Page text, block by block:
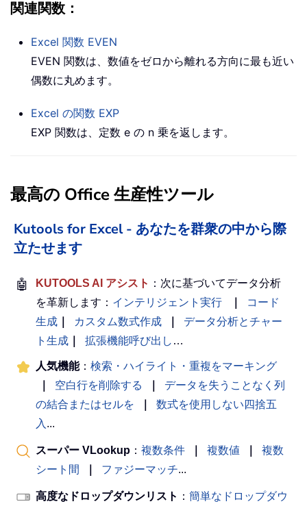
関連関数：
Excel 関数 EVEN
EVEN 関数は、数値をゼロから離れる方向に最も近い
偶数に丸めます。
Excel の関数 EXP
EXP 関数は、定数 e の n 乗を返します。
最高の Office 生産性ツール
Kutools for Excel - あなたを群衆の中から際
立たせます
🤖 KUTOOLS AI アシスト ：次に基づいてデータ分析
を革新します： インテリジェント実行
コード
生成
カスタム数式作成
データ分析とチャー
ト生成
拡張機能呼び出し …
人気機能： 検索・ハイライト・重複をマーキング
空白行を削除する
データを失うことなく列
の結合またはセルを
数式を使用しない四捨五
入 ...
スーパー VLookup ： 複数条件 複数値
複数
シート間
ファジーマッチ...
高度なドロップダウンリスト ： 簡単なドロップダウ